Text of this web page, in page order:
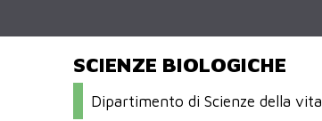
SCIENZE BIOLOGICHE
Dipartimento di Scienze della vita